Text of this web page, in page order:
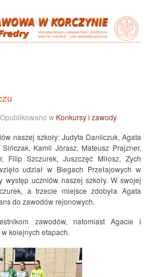
. Opublikowano w Konkursy i zawody
naszej szkoły: Judyta Danilczuk, Agata
Kamil Jórasz, Mateusz Prajzner,
Filip Szczurek, Juszczęć Miłosz, Zych
udział w Biegach Przełajowych w
występ uczniów naszej szkoły. W swojej
a trzecie miejsce zdobyła Agata
do zawodów rejonowych.
zawodów, natomiast Agacie i
kolejnych etapach.